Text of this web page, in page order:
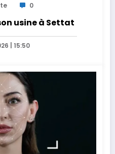
0
usine à Settat
| 15:50